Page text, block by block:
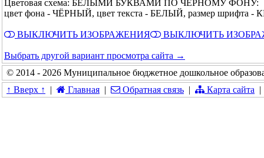
Цветовая схема: БЕЛЫМИ БУКВАМИ ПО ЧЁРНОМУ ФОНУ:
цвет фона - ЧЁРНЫЙ, цвет текста - БЕЛЫЙ, размер шрифта
ВЫКЛЮЧИТЬ ИЗОБРАЖЕНИЯ ВЫКЛЮЧИТЬ
Выбрать другой вариант просмотра сайта →
© 2014 - 2026 Муниципальное бюджетное дошкольное
↑ Вверх ↑
| Главная | Обратная связь | Карта сайта